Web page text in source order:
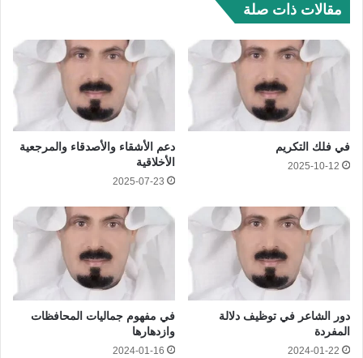
مقالات ذات صلة
في فلك التكريم
2025-10-12
دعم الأشقاء والأصدقاء والمرجعية
الأخلاقية
2025-07-23
دور الشاعر في توظيف دلالة
المفردة
2024-01-22
في مفهوم جماليات المحافظات
وازدهارها
2024-01-16